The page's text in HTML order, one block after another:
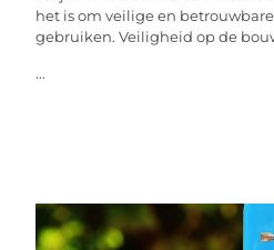
het is om veilige en
gebruiken. Veiligheid op de
...